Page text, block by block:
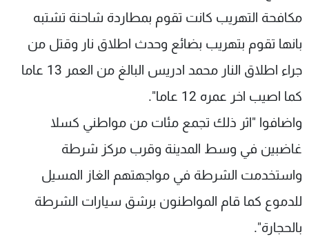
مكافحة التهريب كانت تقوم بمطاردة شاحنة تشتبه
بانها تقوم بتهريب بضائع وحدث اطلاق نار وقتل من
جراء اطلاق النار محمد ادريس البالغ من العمر 13 عاما
كما اصيب اخر عمره 12 عاما".
واضافوا "اثر ذلك تجمع مئات من مواطني كسلا
غاضبين في وسط المدينة وقرب مركز شرطة
واستخدمت الشرطة في مواجهتهم الغاز المسيل
للدموع كما قام المواطنون برشق سيارات الشرطة
بالحجارة".